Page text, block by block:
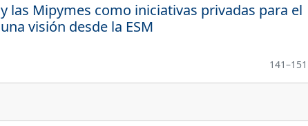
las Mipymes como iniciativas privadas para el
visión desde la ESM
141–151